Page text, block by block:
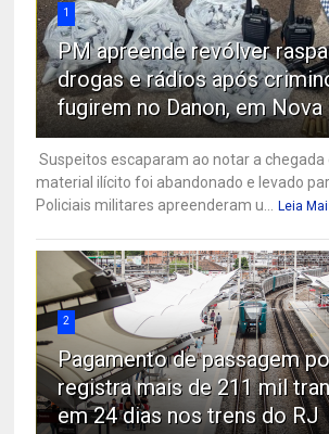
1
PM apreende revólver
drogas e rádios após
fugirem no Danon, em Nova
Suspeitos escaparam ao notar a chegada
material ilícito foi abandonado e levado
Policiais militares apreenderam u...
Leia
2
Pagamento de passagem
registra mais de 211 mil
em 24 dias nos trens do RJ